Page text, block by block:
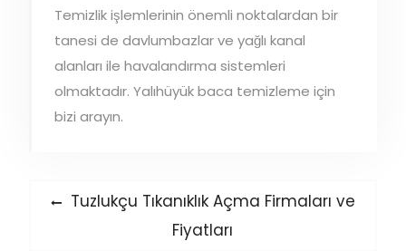
Temizlik işlemlerinin önemli noktalardan bir
tanesi de davlumbazlar ve yağlı kanal
alanları ile havalandırma sistemleri
olmaktadır. Yalıhüyük baca temizleme için
bizi arayın.
YazıPrevious
Tuzlukçu Tıkanıklık Açma Firmaları ve
Fiyatları